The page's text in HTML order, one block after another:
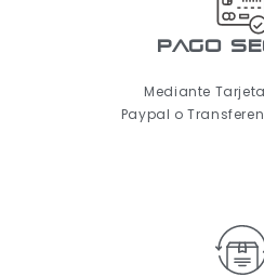
pago
Mediante
Paypal o